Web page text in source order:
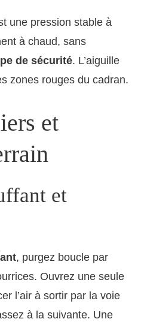
une pression stable à
à chaud, sans
de sécurité. L’aiguille
zones rouges du cadran.
et
et
, purgez boucle par
Ouvrez une seule
l’air à sortir par la voie
à la suivante. Une